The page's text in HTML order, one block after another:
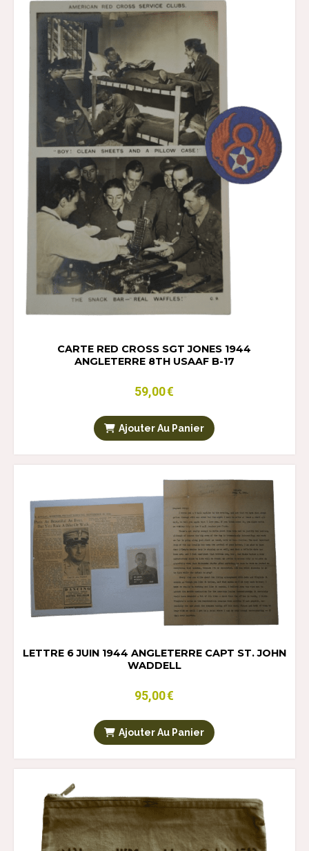
CARTE RED CROSS SGT JONES 1944
ANGLETERRE 8TH USAAF B-17
59,00€
Ajouter Au Panier
LETTRE 6 JUIN 1944 ANGLETERRE CAPT ST. JOHN
WADDELL
95,00€
Ajouter Au Panier